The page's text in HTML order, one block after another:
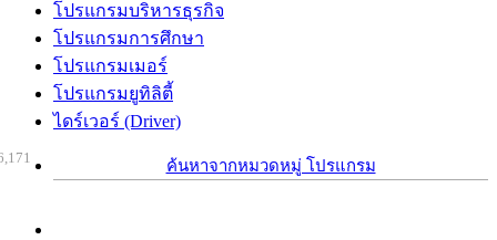
โปรแกรมบริหารธุรกิจ
โปรแกรมการศึกษา
โปรแกรมเมอร์
โปรแกรมยูทิลิตี้
ไดร์เวอร์ (Driver)
ค้นหาจากหมวดหมู่ โปรแกรม